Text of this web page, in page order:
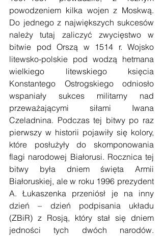
powodzeniem kilka wojen z Moskwą.
Do jednego z największych sukcesów
należy tutaj zaliczyć zwycięstwo w
bitwie pod Orszą w 1514 r. Wojsko
litewsko-polskie pod wodzą hetmana
wielkiego litewskiego księcia
Konstantego Ostrogskiego odniosło
wspaniały sukces militarny nad
przeważającymi siłami Iwana
Czeladnina. Podczas tej bitwy po raz
pierwszy w historii pojawiły się kolory,
które posłużyły do skomponowania
flagi narodowej Białorusi. Rocznica tej
bitwy była dniem święta Armii
Białoruskiej, ale w roku 1996 prezydent
A. Łukaszenka przeniósł je na inny
dzień – dzień podpisania układu
(ZBiR) z Rosją, który stał się dniem
jedności tych dwóch narodów.